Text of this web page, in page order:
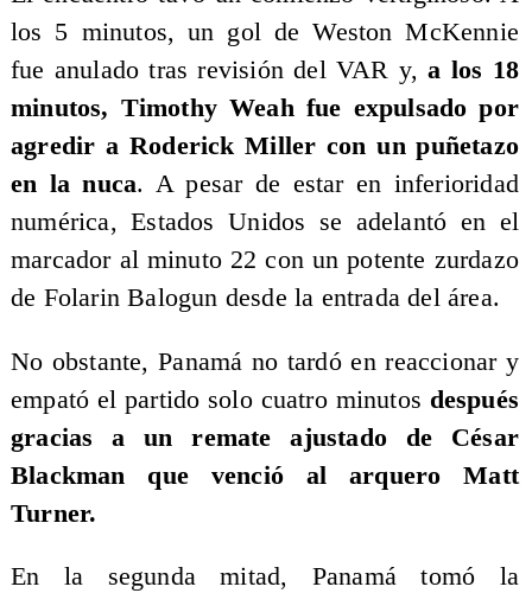
los 5 minutos, un gol de Weston McKennie
fue anulado tras revisión del VAR y,a los 18
minutos, Timothy Weah fue expulsado por
agredir a Roderick Miller con un puñetazo
en la nuca. A pesar de estar en inferioridad
numérica, Estados Unidos se adelantó en el
marcador al minuto 22 con un potente zurdazo
de Folarin Balogun desde la entrada del área.
No obstante, Panamá no tardó en reaccionar y
empató el partido solo cuatro minutos después
gracias a un remate ajustado de César
Blackman que venció al arquero Matt
Turner.
En la segunda mitad, Panamá tomó la